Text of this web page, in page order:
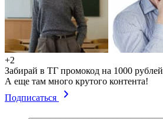
+2
Забирай в ТГ промокод на 1000 рублей
А еще там много крутого контента!
Подписаться